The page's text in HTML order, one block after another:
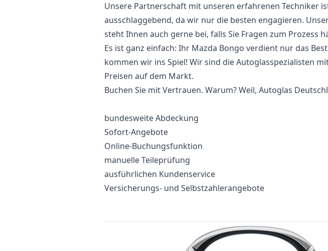
Unsere Partnerschaft mit unseren erfahrenen Techniker
ausschlaggebend, da wir nur die besten engagieren.
steht Ihnen auch gerne bei, falls Sie Fragen zum Prozess
Es ist ganz einfach: Ihr Mazda Bongo verdient nur das
kommen wir ins Spiel! Wir sind die Autoglasspezialisten
Preisen auf dem Markt.
Buchen Sie mit Vertrauen. Warum? Weil, Autoglas
bundesweite Abdeckung
Sofort-Angebote
Online-Buchungsfunktion
manuelle Teileprüfung
ausführlichen Kundenservice
Versicherungs- und Selbstzahlerangebote